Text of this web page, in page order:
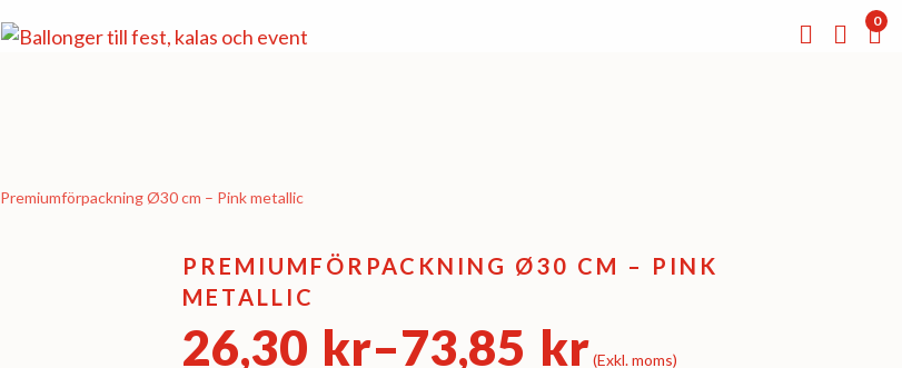
0
Premiumförpackning Ø30 cm – Pink metallic
PREMIUMFÖRPACKNING Ø30 CM – PINK
METALLIC
26,30 kr–73,85 kr(Exkl. moms)